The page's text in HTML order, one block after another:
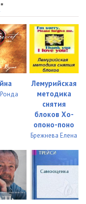
05:01
05:02
05:00
05:03
05:02
05:02
05:00
05:02
"
Лемурийская
методика
снятия
блоков Хо-
опоно-поно
Брежнева Елена